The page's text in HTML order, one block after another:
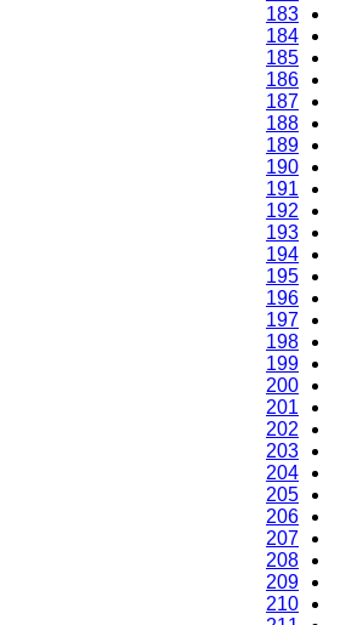
183
184
185
186
187
188
189
190
191
192
193
194
195
196
197
198
199
200
201
202
203
204
205
206
207
208
209
210